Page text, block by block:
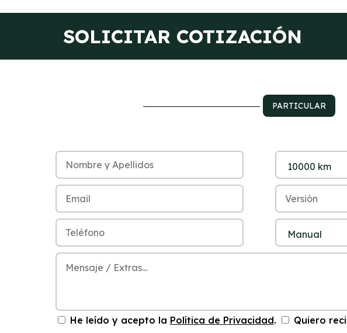
SOLICITAR COTIZACIÓN
PARTICULAR
He leído y acepto la Política de Privacidad. Quiero